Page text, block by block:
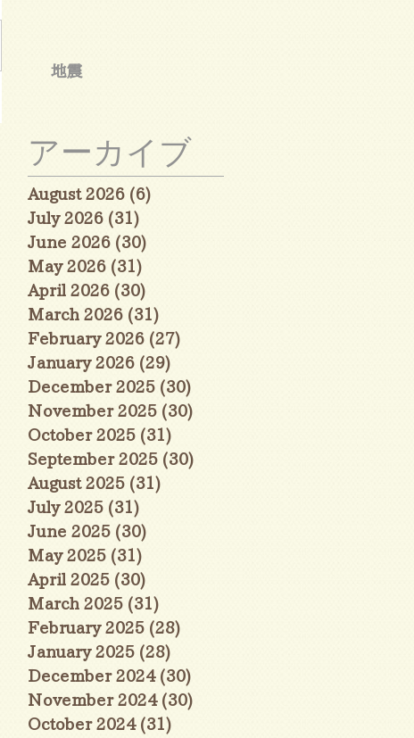
地震
アーカイブ
August 2026 (6)
July 2026 (31)
June 2026 (30)
May 2026 (31)
April 2026 (30)
March 2026 (31)
February 2026 (27)
January 2026 (29)
December 2025 (30)
November 2025 (30)
October 2025 (31)
September 2025 (30)
August 2025 (31)
July 2025 (31)
June 2025 (30)
May 2025 (31)
April 2025 (30)
March 2025 (31)
February 2025 (28)
January 2025 (28)
December 2024 (30)
November 2024 (30)
October 2024 (31)